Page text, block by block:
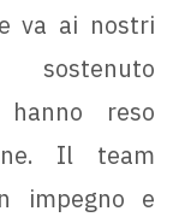
va ai nostri
reso
Il team
impegno e